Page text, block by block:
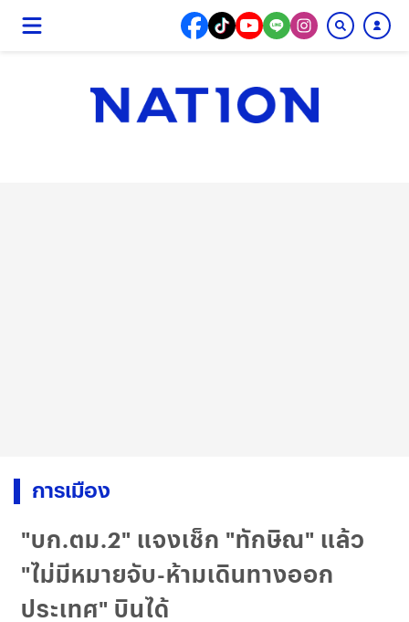
การเมือง
"บก.ตม.2" แจงเช็ก "ทักษิณ" แล้ว
"ไม่มีหมายจับ-ห้ามเดินทางออก
ประเทศ" บินได้